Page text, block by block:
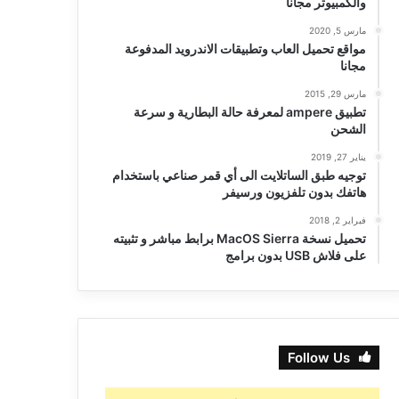
مارس 5, 2020
مواقع تحميل العاب وتطبيقات الاندرويد المدفوعة
مجانا
مارس 29, 2015
تطبيق ampere لمعرفة حالة البطارية و سرعة
الشحن
يناير 27, 2019
توجيه طبق الساتلايت الى أي قمر صناعي باستخدام
هاتفك بدون تلفزيون ورسيفر
فبراير 2, 2018
تحميل نسخة MacOS Sierra برابط مباشر و تثبيته
على فلاش USB بدون برامج
Follow Us